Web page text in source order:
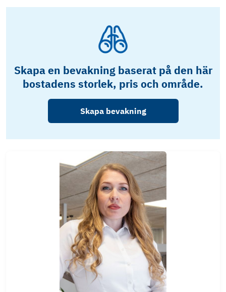
Skapa en bevakning baserat på den här
bostadens storlek, pris och område.
Skapa bevakning